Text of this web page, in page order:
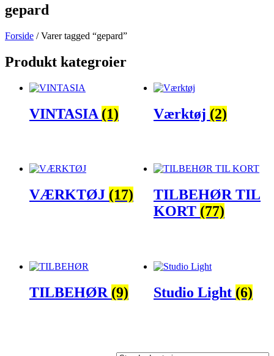
gepard
Forside / Varer tagged “gepard”
Produkt kategroier
VINTASIA (1) Værktøj (2)
VÆRKTØJ (17)
TILBEHØR TIL
KORT (77)
TILBEHØR (9) Studio Light (6)